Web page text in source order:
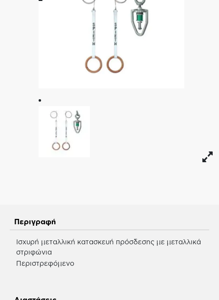
Περιγραφή
Ισχυρή μεταλλική κατασκευή πρόσδεσης με μεταλλικά
στριφώνια
Περιστρεφόμενο